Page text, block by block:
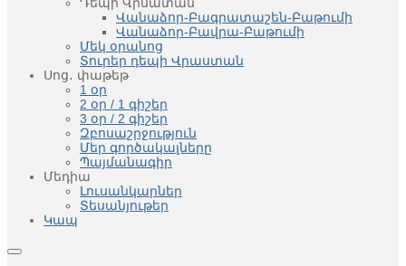
Վանաձոր-Բագրատաշեն-Բաթումի
Վանաձոր-Բավրա-Բաթումի
Մեկ օրանոց
Տուրեր դեպի Վրաստան
Սոց․ փաթեթ
1 օր
2 օր / 1 գիշեր
3 օր / 2 գիշեր
Զբոսաշրջություն
Մեր գործակալները
Պայմանագիր
Մեդիա
Լուսանկարներ
Տեսանյութեր
Կապ